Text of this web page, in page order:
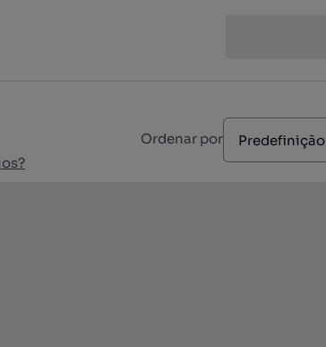
Ordenar por Predefinição